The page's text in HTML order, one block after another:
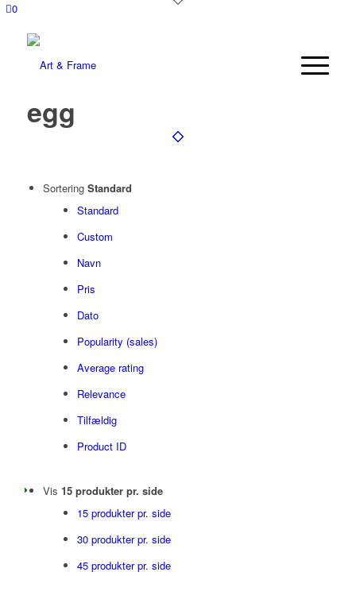
0
egg
Sortering Standard
Standard
Custom
Navn
Pris
Dato
Popularity (sales)
Average rating
Relevance
Tilfældig
Product ID
Vis 15 produkter pr. side
15 produkter pr. side
30 produkter pr. side
45 produkter pr. side